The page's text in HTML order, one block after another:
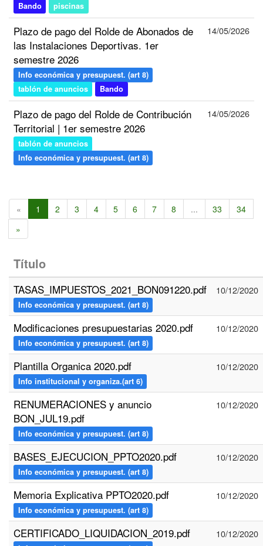
Bando piscinas
Plazo de pago del Rolde de Abonados de
las Instalaciones Deportivas. 1er
semestre 2026
Info económica y presupuest. (art 8)
tablón de anuncios
Bando
14/05/2026
Plazo de pago del Rolde de Contribución
Territorial | 1er semestre 2026
tablón de anuncios
Info económica y presupuest. (art 8)
14/05/2026
« 1 2 3 4 5 6 7 8 ... 33
34
»
Título
TASAS_IMPUESTOS_2021_BON091220.pdf
Info económica y presupuest. (art 8)
10/12/2020
Modificaciones presupuestarias 2020.pdf
Info económica y presupuest. (art 8)
10/12/2020
Plantilla Organica 2020.pdf
Info institucional y organiza.(art 6)
10/12/2020
RENUMERACIONES y anuncio
BON_JUL19.pdf
Info económica y presupuest. (art 8)
10/12/2020
BASES_EJECUCION_PPTO2020.pdf
Info económica y presupuest. (art 8)
10/12/2020
Memoria Explicativa PPTO2020.pdf
Info económica y presupuest. (art 8)
10/12/2020
CERTIFICADO_LIQUIDACION_2019.pdf 10/12/2020